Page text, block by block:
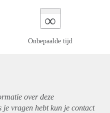
∞
Onbepaalde tijd
over deze
vragen hebt kun je contact